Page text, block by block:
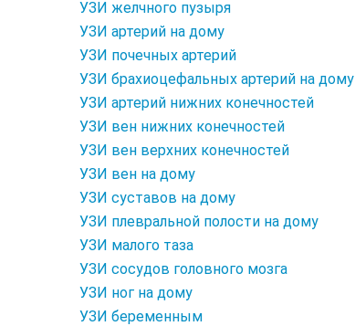
УЗИ желчного пузыря
УЗИ артерий на дому
УЗИ почечных артерий
УЗИ брахиоцефальных артерий на дому
УЗИ артерий нижних конечностей
УЗИ вен нижних конечностей
УЗИ вен верхних конечностей
УЗИ вен на дому
УЗИ суставов на дому
УЗИ плевральной полости на дому
УЗИ малого таза
УЗИ сосудов головного мозга
УЗИ ног на дому
УЗИ беременным